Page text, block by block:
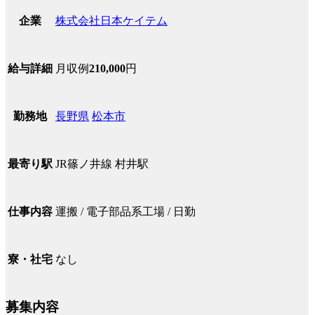
企業 株式会社日本ケイテム
給与詳細 月収例210,000円
勤務地 長野県 松本市
最寄り駅 JR篠ノ井線 村井駅
仕事内容 運搬 / 電子部品系工場 / 日勤
寮・社宅 なし
募集内容